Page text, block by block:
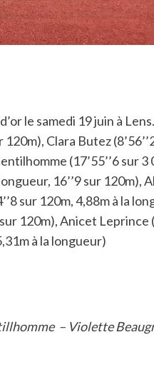
le samedi 19 juin à
Clara Butez
(17’55’’6 sur
16’’9 sur 120m),
sur 120m, 4,88m à la
120m), Anicet Leprince
à la longueur)
– Violette